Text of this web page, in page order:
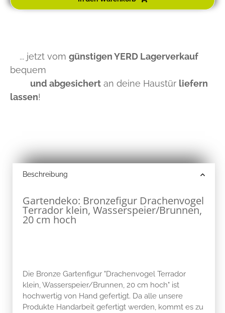
... jetzt vom günstigen YERD Lagerverkauf
bequem
und abgesichert an deine Haustür liefern
lassen!
Beschreibung
Gartendeko: Bronzefigur Drachenvogel
Terrador klein, Wasserspeier/Brunnen,
20 cm hoch
Die Bronze Gartenfigur "Drachenvogel Terrador
klein, Wasserspeier/Brunnen, 20 cm hoch" ist
hochwertig von Hand gefertigt. Da alle unsere
Produkte Handarbeit gefertigt werden, kommt es zu